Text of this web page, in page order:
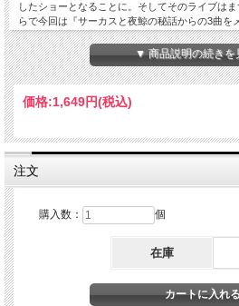
したショーとなることに。そしてそのライブは
らで今回は『サーカスと夜鯨の秘話からの3曲を
よ第2部は『眩惑のブロードウェイ』をメインと
アルバムからはダイジェスト的ながらも9曲をア
もちろんこれが今回のハイライト。そしてアン
「Firth Of Fifth」そして「Los Endos (Slogans)
いう素晴らしい流れで、因みに2024年ロンドン
では「Supper's Ready」はソロ曲に入れ替えら
2025年来日初演をベスト・サウンドで再現した
Live at Namba Hatch, Osaka, Japan 2nd July
(Set 1 / Solo songs) 1. People of the Smoke 2.
Clouds 4. The Devil's Cathedral 5. Band
lead vocal by Amanda Lehmann) (Set 2 / Lamb
Lamb Lies Down on Broadway 13. Fly on a
1974 15. Hairless Heart 16. Carpet Crawlers
2. Lilywhite Lilith 3. The Lamia 4. It (Encore) 5.
Los Endos / Slogans / Los Endos Steve Hackett -
Keyboards / Craig Blundell - Drums & Percussion
Flute, Keyboards / Jonas Reingold - Bass,
▼ 商品説明の続き
価格:1,649円(税込)
注文
購入数： 個
在庫